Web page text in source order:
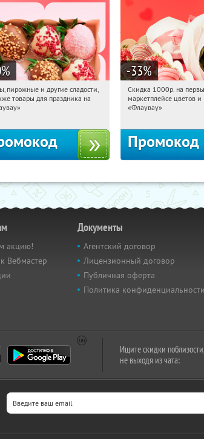
%
Получили:
пирожные и другие сладости,
товары для праздника на
-33%
23:26:07
Россия
Скидка 1000р. на
маркетплейсе цветов и
«Флаувау»
Промокод
акцию!
Вебмастер
Документы
Агентский договор
Лицензионный договор
Публичная оферта
Политика конфиденциальности
Ищите скидки поблизости,
не выходя из чата: